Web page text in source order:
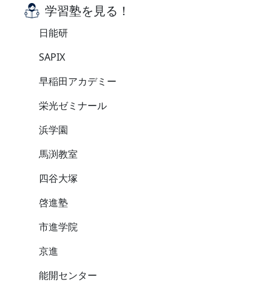
学習塾を見る！
日能研
SAPIX
早稲田アカデミー
栄光ゼミナール
浜学園
馬渕教室
四谷大塚
啓進塾
市進学院
京進
能開センター